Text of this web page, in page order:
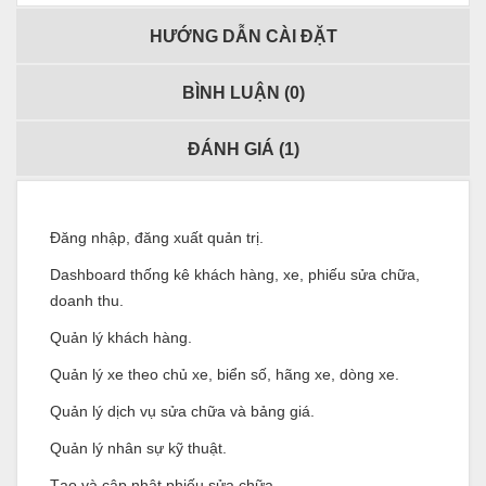
HƯỚNG DẪN CÀI ĐẶT
BÌNH LUẬN (0)
ĐÁNH GIÁ (1)
Đăng nhập, đăng xuất quản trị.
Dashboard thống kê khách hàng, xe, phiếu sửa chữa,
doanh thu.
Quản lý khách hàng.
Quản lý xe theo chủ xe, biển số, hãng xe, dòng xe.
Quản lý dịch vụ sửa chữa và bảng giá.
Quản lý nhân sự kỹ thuật.